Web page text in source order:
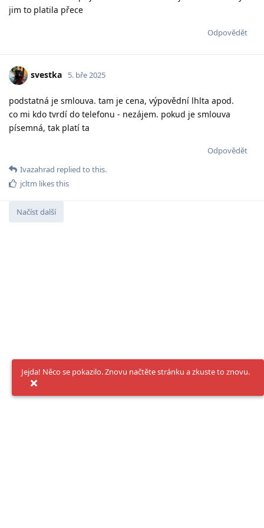
jim to platila přece
Odpovědět
svestka 5. bře 2025
podstatná je smlouva. tam je cena, výpovědní lhlta apod.
co mi kdo tvrdí do telefonu - nezájem. pokud je smlouva
písemná, tak platí ta
Odpovědět
Ivazahrad replied to this.
jcltm likes this
Načíst další
Jejda! Něco se pokazilo. Znovu načtěte stránku a zkuste to znovu.